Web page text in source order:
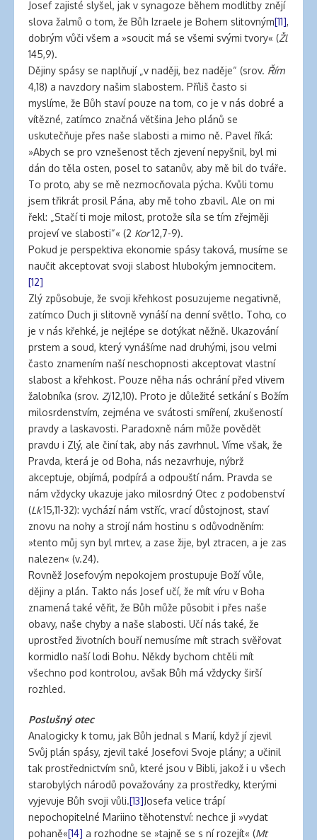
Josef zajisté slyšel, jak v synagoze během modlitby znějí
slova žalmů o tom, že Bůh Izraele je Bohem slitovným[11],
dobrým vůči všem a »soucit má se všemi svými tvory« (Žl
145,9).
Dějiny spásy se naplňují „v naději, bez naděje“ (srov. Řím
4,18) a navzdory našim slabostem. Příliš často si
myslíme, že Bůh staví pouze na tom, co je v nás dobré a
vítězné, zatímco značná většina Jeho plánů se
uskutečňuje přes naše slabosti a mimo ně. Pavel říká:
»Abych se pro vznešenost těch zjevení nepyšnil, byl mi
dán do těla osten, posel to satanův, aby mě bil do tváře.
To proto, aby se mě nezmocňovala pýcha. Kvůli tomu
jsem třikrát prosil Pána, aby mě toho zbavil. Ale on mi
řekl: „Stačí ti moje milost, protože síla se tím zřejměji
projeví ve slabosti“« (2 Kor12,7-9).
Pokud je perspektiva ekonomie spásy taková, musíme se
naučit akceptovat svoji slabost hlubokým jemnocitem.
[12]
Zlý způsobuje, že svoji křehkost posuzujeme negativně,
zatímco Duch ji slitovně vynáší na denní světlo. Toho, co
je v nás křehké, je nejlépe se dotýkat něžně. Ukazování
prstem a soud, který vynášíme nad druhými, jsou velmi
často znamením naší neschopnosti akceptovat vlastní
slabost a křehkost. Pouze něha nás ochrání před vlivem
žalobníka (srov. Zj12,10). Proto je důležité setkání s Božím
milosrdenstvím, zejména ve svátosti smíření, zkušeností
pravdy a laskavosti. Paradoxně nám může povědět
pravdu i Zlý, ale činí tak, aby nás zavrhnul. Víme však, že
Pravda, která je od Boha, nás nezavrhuje, nýbrž
akceptuje, objímá, podpírá a odpouští nám. Pravda se
nám vždycky ukazuje jako milosrdný Otec z podobenství
(Lk15,11-32): vychází nám vstříc, vrací důstojnost, staví
znovu na nohy a strojí nám hostinu s odůvodněním:
»tento můj syn byl mrtev, a zase žije, byl ztracen, a je zas
nalezen« (v.24).
Rovněž Josefovým nepokojem prostupuje Boží vůle,
dějiny a plán. Takto nás Josef učí, že mít víru v Boha
znamená také věřit, že Bůh může působit i přes naše
obavy, naše chyby a naše slabosti. Učí nás také, že
uprostřed životních bouří nemusíme mít strach svěřovat
kormidlo naší lodi Bohu. Někdy bychom chtěli mít
všechno pod kontrolou, avšak Bůh má vždycky širší
rozhled.
Poslušný otec
Analogicky k tomu, jak Bůh jednal s Marií, když jí zjevil
Svůj plán spásy, zjevil také Josefovi Svoje plány; a učinil
tak prostřednictvím snů, které jsou v Bibli, jakož i u všech
starobylých národů považovány za prostředky, kterými
vyjevuje Bůh svoji vůli.[13]Josefa velice trápí
nepochopitelné Mariino těhotenství: nechce ji »vydat
pohaně«[14] a rozhodne se »tajně se s ní rozejít« (Mt